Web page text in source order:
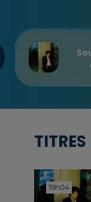
19h04
19h04